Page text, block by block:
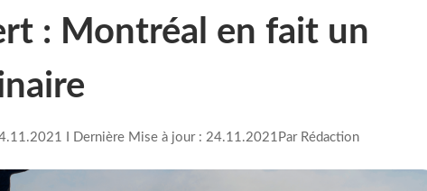
: Montréal en fait un
I Dernière Mise à jour : 24.11.2021 Par Rédaction